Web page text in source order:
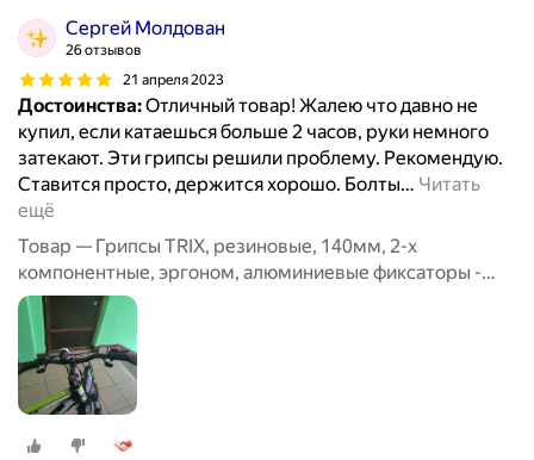
Сергей Молдован
26 отзывов
21 апреля 2023
Достоинства:Отличный товар! Жалею что давно не
купил, если катаешься больше 2 часов, руки немного
затекают. Эти грипсы решили проблему. Рекомендую.
Ставится просто, держится хорошо. Болты… Читать
ещё
Товар — Грипсы TRIX, резиновые, 140мм, 2-х
компонентные, эргоном, алюминиевые фиксаторы -
рога на руль черные - 2шт, с заглушками руля, серо-
черные